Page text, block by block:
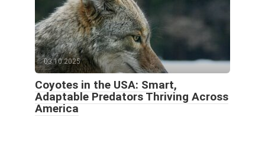
03.10.2025
Coyotes in the USA: Smart,
Adaptable Predators Thriving Across
America